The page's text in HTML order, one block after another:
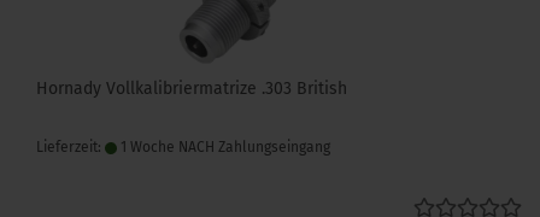
Hornady Vollkalibriermatrize .303 British
Lieferzeit: 1 Woche NACH Zahlungseingang